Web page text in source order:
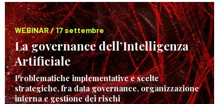
WEBINAR / 17 settembre
La governance dell’Intelligenza
Artificiale
Problematiche implementative e scelte
strategiche, fra data governance, organizzazione
interna e gestione dei rischi